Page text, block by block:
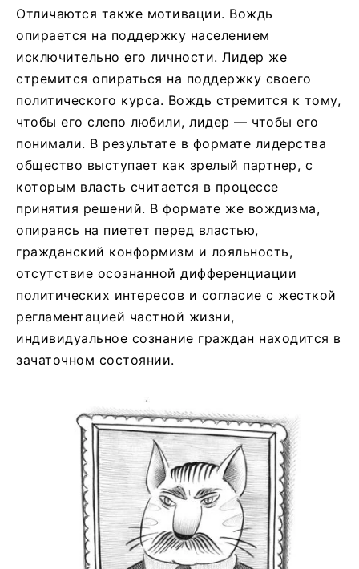
Отличаются также мотивации. Вождь
опирается на поддержку населением
исключительно его личности. Лидер же
стремится опираться на поддержку своего
политического курса. Вождь стремится к тому,
чтобы его слепо любили, лидер — чтобы его
понимали. В результате в формате лидерства
общество выступает как зрелый партнер, с
которым власть считается в процессе
принятия решений. В формате же вождизма,
опираясь на пиетет перед властью,
гражданский конформизм и лояльность,
отсутствие осознанной дифференциации
политических интересов и согласие с жесткой
регламентацией частной жизни,
индивидуальное сознание граждан находится в
зачаточном состоянии.